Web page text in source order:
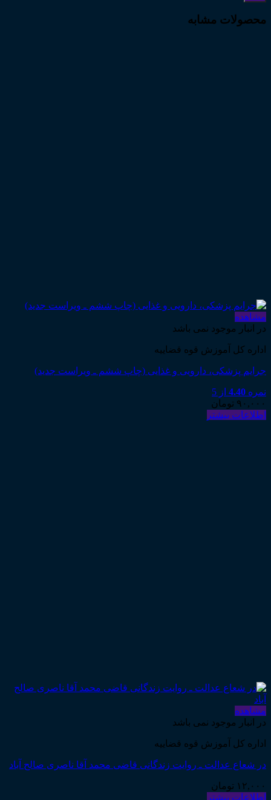
محصولات مشابه
مشاهده
در انبار موجود نمی باشد
اداره کل آموزش قوه قضاییه
جرایم پزشکی، دارویی و غذایی (چاپ ششم ـ ویراست جدید)
نمره 4.40 از 5
۹۰,۰۰۰ تومان
اطلاعات بیشتر
مشاهده
در انبار موجود نمی باشد
اداره کل آموزش قوه قضاییه
در شعاع عدالت ـ روایت زندگانی قاضی محمد آقا ناصری صالح آباد
۱۲,۰۰۰ تومان
اطلاعات بیشتر